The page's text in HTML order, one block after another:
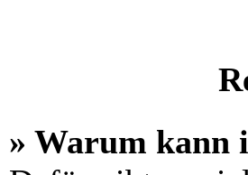
» Warum kann